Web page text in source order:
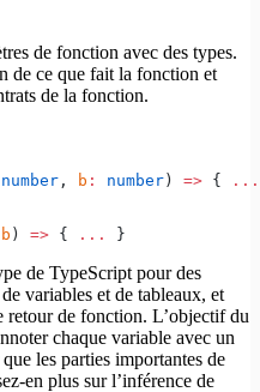
de fonction avec des types.
de ce que fait la fonction et
de la fonction.
number , b : number ) => {
...
b ) => { ... }
de TypeScript pour des
variables et de tableaux, et
retour de fonction. L’objectif du
chaque variable avec un
les parties importantes de
en plus sur l’inférence de